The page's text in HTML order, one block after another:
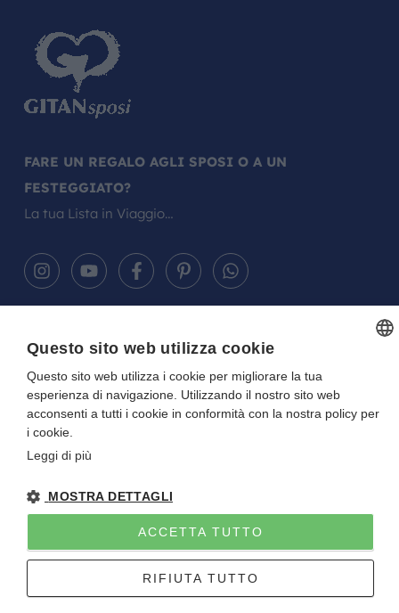
FARE UN REGALO AGLI SPOSI O A UN
FESTEGGIATO?
La tua Lista in Viaggio…
P.I. E C.F. 01922670227 - CAPITALE SOCIALE I.V. 10.000 EURO
Sito creato da
Questo sito web utilizza cookie
Questo sito web utilizza i cookie per migliorare la tua
esperienza di navigazione. Utilizzando il nostro sito web
acconsenti a tutti i cookie in conformità con la nostra policy per
i cookie.
Leggi di più
MOSTRA DETTAGLI
ACCETTA TUTTO
RIFIUTA TUTTO